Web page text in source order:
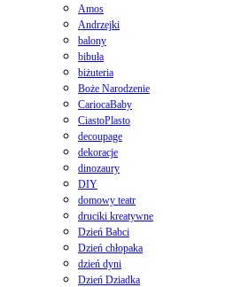
Amos
Andrzejki
balony
bibuła
biżuteria
Boże Narodzenie
CariocaBaby
CiastoPlasto
decoupage
dekoracje
dinozaury
DIY
domowy teatr
druciki kreatywne
Dzień Babci
Dzień chłopaka
dzień dyni
Dzień Dziadka